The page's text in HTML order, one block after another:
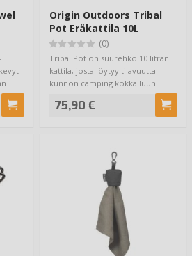
Origin Outdoors Tribal
Pot Eräkattila 10L
(0)
Tribal Pot on suurehko 10 litran
kattila, josta löytyy tilavuutta
kunnon camping kokkailuun
75,90 €